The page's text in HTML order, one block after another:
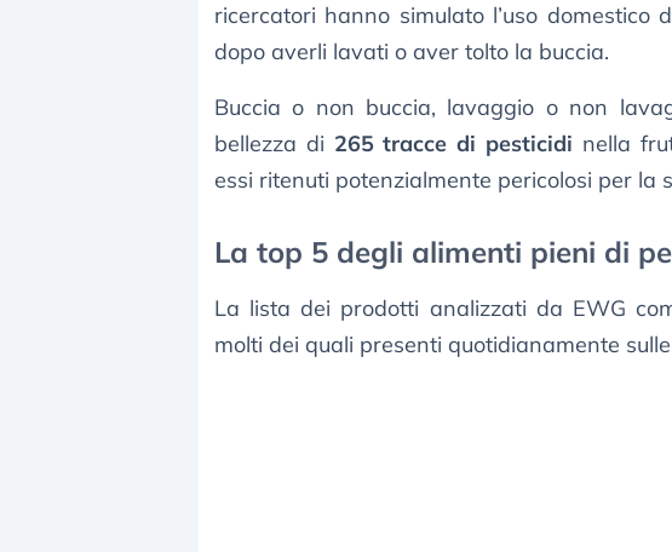
ricercatori hanno simulato l’uso
dopo averli lavati o aver tolto la buccia.
Buccia o non buccia, lavaggio o non
bellezza di 265 tracce di pesticidi nella
essi ritenuti potenzialmente pericolosi per la
La top 5 degli alimenti pieni di
La lista dei prodotti analizzati da EWG
molti dei quali presenti quotidianamente